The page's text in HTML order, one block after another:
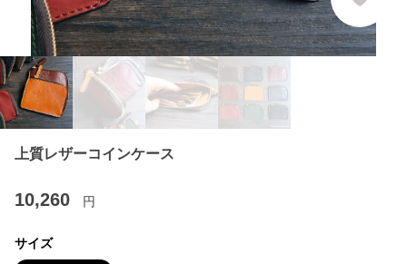
上質レザーコインケース
10,260 円
サイズ